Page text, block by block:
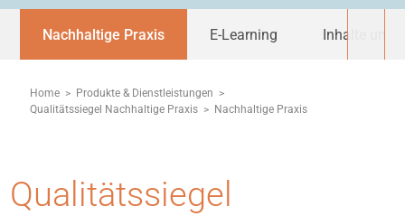
Nachhaltige Praxis E-Learning Inhalte und
Home > Produkte & Dienstleistungen >
Qualitätssiegel Nachhaltige Praxis > Nachhaltige Praxis
Qualitätssiegel